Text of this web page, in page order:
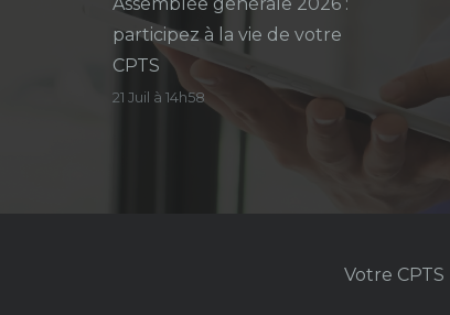
Assemblée générale 2026 :
participez à la vie de votre
CPTS
21 Juil à 14h58
Votre CPTS